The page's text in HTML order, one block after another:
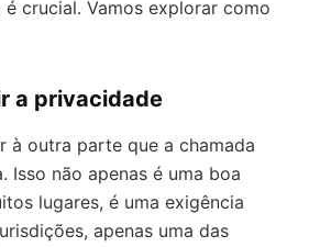
crucial. Vamos explorar como
a privacidade
à outra parte que a chamada
Isso não apenas é uma boa
lugares, é uma exigência
apenas uma das